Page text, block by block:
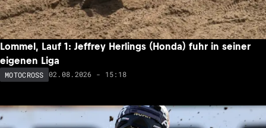
Lommel, Lauf 1: Jeffrey Herlings (Honda) fuhr in seiner
eigenen Liga
MOTOCROSS 02.08.2026 - 15:18